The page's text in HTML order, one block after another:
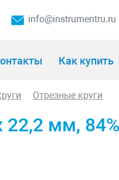
info@instrumentru.ru
Как купить
Отрезные круги
22,2 мм,